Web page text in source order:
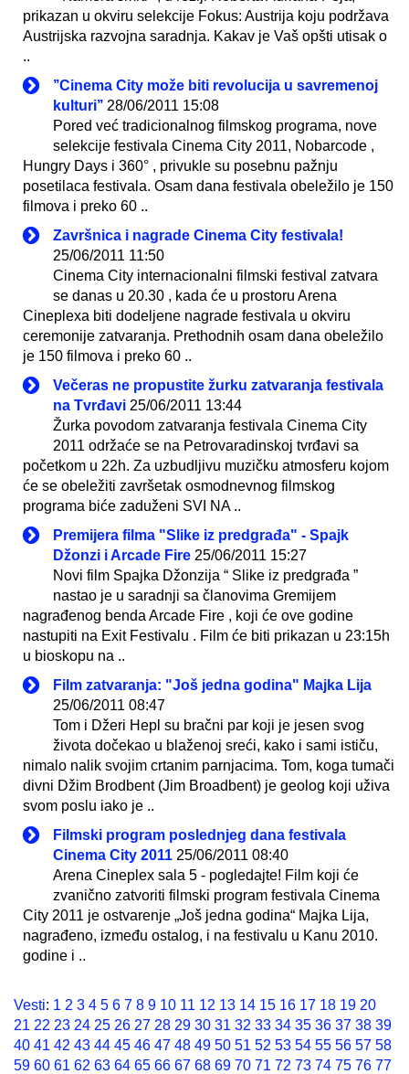
prikazan u okviru selekcije Fokus: Austrija koju podržava
Austrijska razvojna saradnja. Kakav je Vaš opšti utisak o
..
’’Cinema City može biti revolucija u savremenoj
kulturi’’ 28/06/2011 15:08
Pored već tradicionalnog filmskog programa, nove
selekcije festivala Cinema City 2011, Nobarcode ,
Hungry Days i 360° , privukle su posebnu pažnju
posetilaca festivala. Osam dana festivala obeležilo je 150
filmova i preko 60 ..
Završnica i nagrade Cinema City festivala!
25/06/2011 11:50
Cinema City internacionalni filmski festival zatvara
se danas u 20.30 , kada će u prostoru Arena
Cineplexa biti dodeljene nagrade festivala u okviru
ceremonije zatvaranja. Prethodnih osam dana obeležilo
je 150 filmova i preko 60 ..
Večeras ne propustite žurku zatvaranja festivala
na Tvrđavi 25/06/2011 13:44
Žurka povodom zatvaranja festivala Cinema City
2011 održaće se na Petrovaradinskoj tvrđavi sa
početkom u 22h. Za uzbudljivu muzičku atmosferu kojom
će se obeležiti završetak osmodnevnog filmskog
programa biće zaduženi SVI NA ..
Premijera filma "Slike iz predgrađa" - Spajk
Džonzi i Arcade Fire 25/06/2011 15:27
Novi film Spajka Džonzija “ Slike iz predgrađa ”
nastao je u saradnji sa članovima Gremijem
nagrađenog benda Arcade Fire , koji će ove godine
nastupiti na Exit Festivalu . Film će biti prikazan u 23:15h
u bioskopu na ..
Film zatvaranja: "Još jedna godina" Majka Lija
25/06/2011 08:47
Tom i Džeri Hepl su bračni par koji je jesen svog
života dočekao u blaženoj sreći, kako i sami ističu,
nimalo nalik svojim crtanim parnjacima. Tom, koga tumači
divni Džim Brodbent (Jim Broadbent) je geolog koji uživa
svom poslu iako je ..
Filmski program poslednjeg dana festivala
Cinema City 2011 25/06/2011 08:40
Arena Cineplex sala 5 - pogledajte! Film koji će
zvanično zatvoriti filmski program festivala Cinema
City 2011 je ostvarenje „Još jedna godina“ Majka Lija,
nagrađeno, između ostalog, i na festivalu u Kanu 2010.
godine i ..
Vesti: 1 2 3 4 5 6 7 8 9 10 11 12 13 14 15 16 17 18 19 20
21 22 23 24 25 26 27 28 29 30 31 32 33 34 35 36 37 38 39
40 41 42 43 44 45 46 47 48 49 50 51 52 53 54 55 56 57 58
59 60 61 62 63 64 65 66 67 68 69 70 71 72 73 74 75 76 77